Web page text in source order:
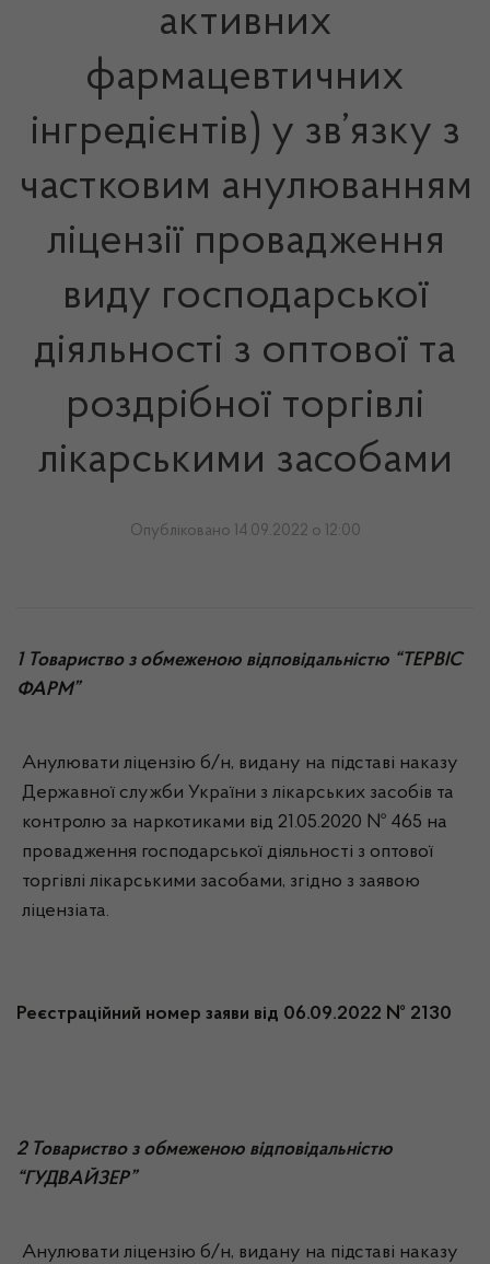
активних
фармацевтичних
інгредієнтів) у зв’язку з
частковим анулюванням
ліцензії провадження
виду господарської
діяльності з оптової та
роздрібної торгівлі
лікарськими засобами
Опубліковано 14.09.2022 о 12:00
1 Товариство з обмеженою відповідальністю “ТЕРВІС
ФАРМ”
Анулювати ліцензію б/н, видану на підставі наказу
Державної служби України з лікарських засобів та
контролю за наркотиками від 21.05.2020 № 465 на
провадження господарської діяльності з оптової
торгівлі лікарськими засобами, згідно з заявою
ліцензіата.
Реєстраційний номер заяви від 06.09.2022 № 2130
2 Товариство з обмеженою відповідальністю
“ГУДВАЙЗЕР”
Анулювати ліцензію б/н, видану на підставі наказу